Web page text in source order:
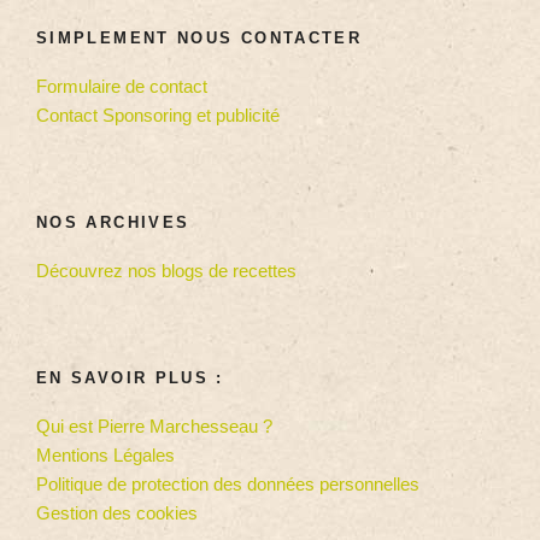
SIMPLEMENT NOUS CONTACTER
Formulaire de contact
Contact Sponsoring et publicité
NOS ARCHIVES
Découvrez nos blogs de recettes
EN SAVOIR PLUS :
Qui est Pierre Marchesseau ?
Mentions Légales
Politique de protection des données personnelles
Gestion des cookies